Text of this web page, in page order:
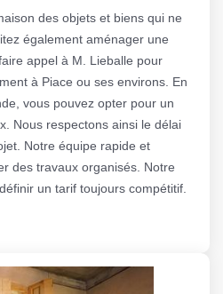
des objets et biens qui ne
également aménager une
appel à M. Lieballe pour
à Piace ou ses environs. En
vous pouvez opter pour un
Nous respectons ainsi le délai
Notre équipe rapide et
des travaux organisés. Notre
un tarif toujours compétitif.